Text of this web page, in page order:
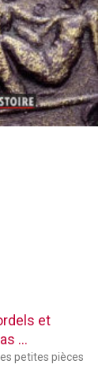
et
…
petites pièces